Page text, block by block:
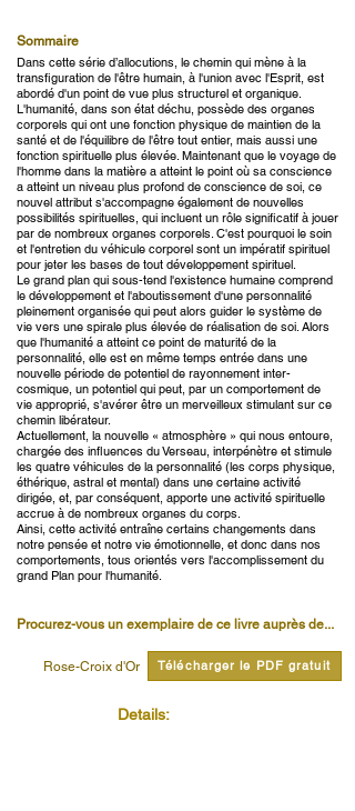
Sommaire
Dans cette série d’allocutions, le chemin qui mène à la
transfiguration de l'être humain, à l'union avec l'Esprit, est
abordé d'un point de vue plus structurel et organique.
L'humanité, dans son état déchu, possède des organes
corporels qui ont une fonction physique de maintien de la
santé et de l'équilibre de l'être tout entier, mais aussi une
fonction spirituelle plus élevée. Maintenant que le voyage de
l'homme dans la matière a atteint le point où sa conscience
a atteint un niveau plus profond de conscience de soi, ce
nouvel attribut s'accompagne également de nouvelles
possibilités spirituelles, qui incluent un rôle significatif à jouer
par de nombreux organes corporels. C'est pourquoi le soin
et l'entretien du véhicule corporel sont un impératif spirituel
pour jeter les bases de tout développement spirituel.
Le grand plan qui sous-tend l'existence humaine comprend
le développement et l'aboutissement d'une personnalité
pleinement organisée qui peut alors guider le système de
vie vers une spirale plus élevée de réalisation de soi. Alors
que l'humanité a atteint ce point de maturité de la
personnalité, elle est en même temps entrée dans une
nouvelle période de potentiel de rayonnement inter-
cosmique, un potentiel qui peut, par un comportement de
vie approprié, s'avérer être un merveilleux stimulant sur ce
chemin libérateur.
Actuellement, la nouvelle « atmosphère » qui nous entoure,
chargée des influences du Verseau, interpénètre et stimule
les quatre véhicules de la personnalité (les corps physique,
éthérique, astral et mental) dans une certaine activité
dirigée, et, par conséquent, apporte une activité spirituelle
accrue à de nombreux organes du corps.
Ainsi, cette activité entraîne certains changements dans
notre pensée et notre vie émotionnelle, et donc dans nos
comportements, tous orientés vers l'accomplissement du
grand Plan pour l'humanité.
Procurez-vous un exemplaire de ce livre auprès de...
Rose-Croix d'Or Télécharger le PDF gratuit
Details: